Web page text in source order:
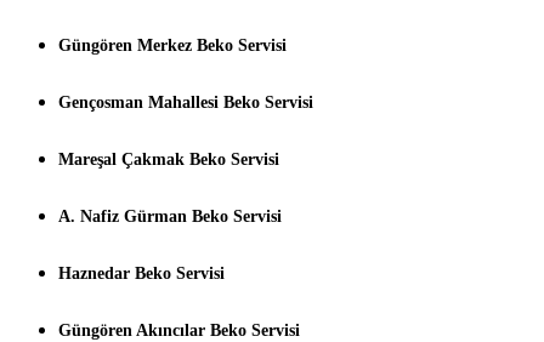
Güngören Merkez Beko Servisi
Gençosman Mahallesi Beko Servisi
Mareşal Çakmak Beko Servisi
A. Nafiz Gürman Beko Servisi
Haznedar Beko Servisi
Güngören Akıncılar Beko Servisi